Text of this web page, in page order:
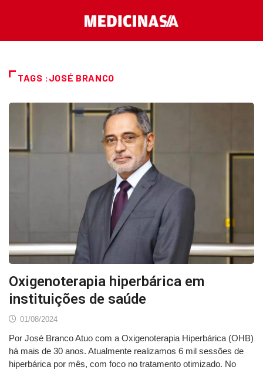
TAGS :JOSÉ BRANCO
Oxigenoterapia hiperbárica em
instituições de saúde
01/08/2024
Por José Branco Atuo com a Oxigenoterapia Hiperbárica (OHB)
há mais de 30 anos. Atualmente realizamos 6 mil sessões de
hiperbárica por mês, com foco no tratamento otimizado. No